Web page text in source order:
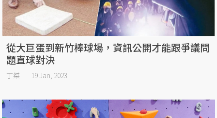
從大巨蛋到新竹棒球場，資訊公開才能跟爭議問
題直球對決
丁桀 19 Jan, 2023